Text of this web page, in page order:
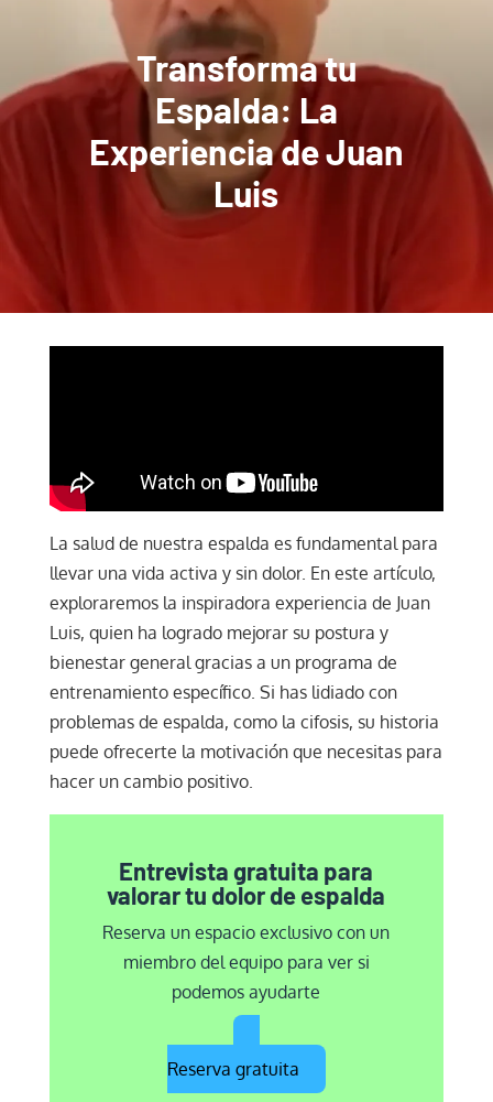
Transforma tu
Espalda: La
Experiencia de Juan
Luis
La salud de nuestra espalda es fundamental para
llevar una vida activa y sin dolor. En este artículo,
exploraremos la inspiradora experiencia de Juan
Luis, quien ha logrado mejorar su postura y
bienestar general gracias a un programa de
entrenamiento específico. Si has lidiado con
problemas de espalda, como la cifosis, su historia
puede ofrecerte la motivación que necesitas para
hacer un cambio positivo.
Entrevista gratuita para
valorar tu dolor de espalda
Reserva un espacio exclusivo con un
miembro del equipo para ver si
podemos ayudarte
Reserva gratuita